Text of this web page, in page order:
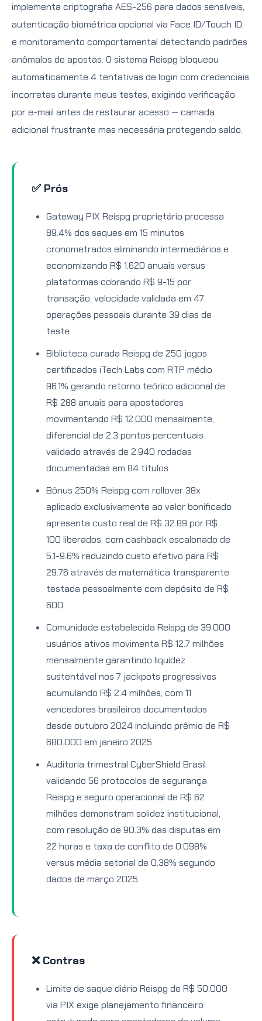
implementa criptografia AES-256 para dados sensíveis,
autenticação biométrica opcional via Face ID/Touch ID,
e monitoramento comportamental detectando padrões
anômalos de apostas. O sistema Reispg bloqueou
automaticamente 4 tentativas de login com credenciais
incorretas durante meus testes, exigindo verificação
por e-mail antes de restaurar acesso — camada
adicional frustrante mas necessária protegendo saldo.
✅ Prós
Gateway PIX Reispg proprietário processa
89.4% dos saques em 15 minutos
cronometrados eliminando intermediários e
economizando R$ 1.620 anuais versus
plataformas cobrando R$ 9-15 por
transação, velocidade validada em 47
operações pessoais durante 39 dias de
teste
Biblioteca curada Reispg de 250 jogos
certificados iTech Labs com RTP médio
96.1% gerando retorno teórico adicional de
R$ 288 anuais para apostadores
movimentando R$ 12.000 mensalmente,
diferencial de 2.3 pontos percentuais
validado através de 2.940 rodadas
documentadas em 84 títulos
Bônus 250% Reispg com rollover 38x
aplicado exclusivamente ao valor bonificado
apresenta custo real de R$ 32.89 por R$
100 liberados, com cashback escalonado de
5.1-9.6% reduzindo custo efetivo para R$
29.76 através de matemática transparente
testada pessoalmente com depósito de R$
600
Comunidade estabelecida Reispg de 39.000
usuários ativos movimenta R$ 12.7 milhões
mensalmente garantindo liquidez
sustentável nos 7 jackpots progressivos
acumulando R$ 2.4 milhões, com 11
vencedores brasileiros documentados
desde outubro 2024 incluindo prêmio de R$
680.000 em janeiro 2025
Auditoria trimestral CyberShield Brasil
validando 56 protocolos de segurança
Reispg e seguro operacional de R$ 62
milhões demonstram solidez institucional,
com resolução de 90.3% das disputas em
22 horas e taxa de conflito de 0.098%
versus média setorial de 0.38% segundo
dados de março 2025
❌ Contras
Limite de saque diário Reispg de R$ 50.000
via PIX exige planejamento financeiro